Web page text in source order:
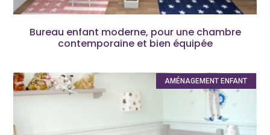
Bureau enfant moderne, pour une chambre
contemporaine et bien équipée
AMÉNAGEMENT ENFANT